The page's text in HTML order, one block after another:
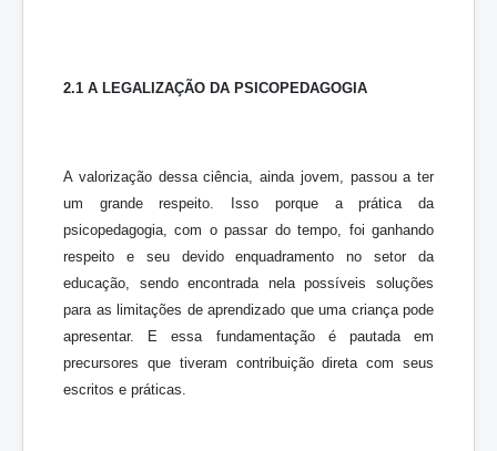
2.1 A LEGALIZAÇÃO DA PSICOPEDAGOGIA
A valorização dessa ciência, ainda jovem, passou a ter
um grande respeito. Isso porque a prática da
psicopedagogia, com o passar do tempo, foi ganhando
respeito e seu devido enquadramento no setor da
educação, sendo encontrada nela possíveis soluções
para as limitações de aprendizado que uma criança pode
apresentar. E essa fundamentação é pautada em
precursores que tiveram contribuição direta com seus
escritos e práticas.